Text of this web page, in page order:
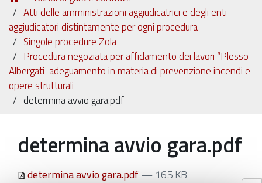
sei
qui:
Atti delle amministrazioni aggiudicatrici e degli enti
aggiudicatori distintamente per ogni procedura
Singole procedure Zola
Procedura negoziata per affidamento dei lavori “Plesso
Albergati-adeguamento in materia di prevenzione incendi e
opere strutturali
determina avvio gara.pdf
determina avvio gara.pdf
determina avvio gara.pdf— 165 KB